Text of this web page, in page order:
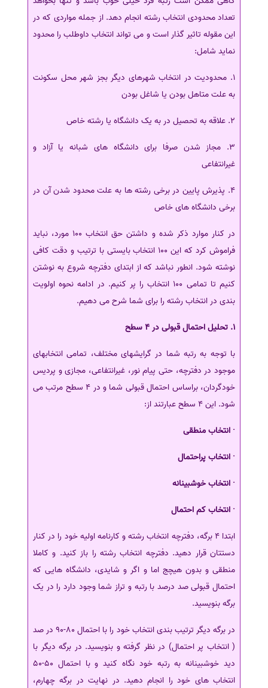
تعداد محدودی انتخاب رشته انجام دهد. از جمله مواردی که در
این مقوله تاثیر گذار است و می تواند انتخاب داوطلب را محدود
نماید شامل:
1. محدودیت در انتخاب شهرهای دیگر بجز شهر محل سکونت
به علت متاهل بودن یا شاغل بودن
2. علاقه به تحصیل در به یک دانشگاه یا رشته خاص
3. مجاز شدن صرفا برای دانشگاه های شبانه یا آزاد و
غیرانتفاعی
4. پذیرش پایین در برخی رشته ها به علت محدود شدن آن در
برخی دانشگاه های خاص
در کنار موارد ذکر شده و داشتن حق انتخاب 100 مورد، نباید
فراموش کرد که این 100 انتخاب بایستی با ترتیب و دقت کافی
نوشته شود. انطور نباشد که از ابتدای دفترچه شروع به نوشتن
کنیم تا تمامی 100 انتخاب را پر کنیم. در ادامه نحوه اولویت
بندی در انتخاب رشته را برای شما شرح می دهیم.
1. تحلیل احتمال قبولی در 4 سطح
با توجه به رتبه شما در گرایشهای مختلف، تمامی انتخابهای
موجود در دفترچه، حتی پیام نور، غیرانتفاعی، مجازی و پردیس
خودگردان، براساس احتمال قبولی شما و در 4 سطح مرتب می
شود. این 4 سطح عبارتند از:
· انتخاب منطقی
· انتخاب پراحتمال
· انتخاب خوشبینانه
· انتخاب کم احتمال
ابتدا 4 برگه، دفترچه انتخاب رشته و کارنامه اولیه خود را در کنار
دستتان قرار دهید. دفترچه انتخاب رشته را باز کنید. و کاملا
منطقی و بدون هیچج اما و اگر و شایدی، دانشگاه هایی که
احتمال قبولی صد درصد با رتبه و تراز شما وجود دارد را در یک
برگه بنویسید.
در برگه دیگر ترتیب بندی انتخاب خود را با احتمال 80-90 در صد
( انتخاب پر احتمال) در نظر گرفته و بنویسید. در برگه دیگر با
دید خوشبینانه به رتبه خود نگاه کنید و با احتمال 50-50
انتخاب های خود را انجام دهید. در نهایت در برگه چهارم،